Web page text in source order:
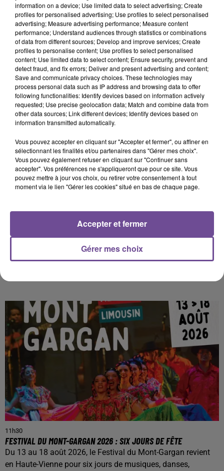
BRUNO MARS
I Just Might
TEDDY SWIMS
Mr Know It All
MAJOR LAZER
Lean On
dépôt de cookies que vous avez exprimé. Si vous
souhaitez l'afficher, merci de nous donner votre accord
en cliquant sur le bouton ci-dessous.
Afficher l'élément
PRÈS DE CHEZ VOUS
11h30
FESTIVAL DU MONT-GARGAN 2026 : SIX JOURS DE FÊTE
Du 13 au 18 août 2026, le Festival du Mont-Gargan revient
en Haute-Vienne pour six jours de musiques, danses,
information on a device; Use limited data to select advertising; Create
profiles for personalised advertising; Use profiles to select personalised
advertising; Measure advertising performance; Measure content
performance; Understand audiences through statistics or combinations
of data from different sources; Develop and improve services; Create
profiles to personalise content; Use profiles to select personalised
content; Use limited data to select content; Ensure security, prevent and
detect fraud, and fix errors; Deliver and present advertising and content;
Save and communicate privacy choices. These technologies may
process personal data such as IP address and browsing data to offer
following functionalities: Identify devices based on information actively
requested; Use precise geolocation data; Match and combine data from
other data sources; Link different devices; Identify devices based on
information transmitted automatically.
Vous pouvez accepter en cliquant sur "Accepter et fermer", ou affiner en
sélectionnant les finalités et/ou partenaires dans "Gérer mes choix".
Vous pouvez également refuser en cliquant sur "Continuer sans
accepter". Vos préférences ne s'appliqueront que pour ce site. Vous
pouvez mettre à jour vos choix, ou retirer votre consentement à tout
moment via le lien "Gérer les cookies" situé en bas de chaque page.
Gérer mes choix
Accepter et fermer